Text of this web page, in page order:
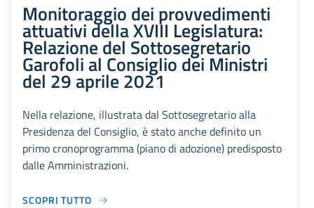
Monitoraggio dei provvedimenti
attuativi della XVIII Legislatura:
Relazione del Sottosegretario
Garofoli al Consiglio dei Ministri
del 29 aprile 2021
Nella relazione, illustrata dal Sottosegretario alla
Presidenza del Consiglio, è stato anche definito un
primo cronoprogramma (piano di adozione) predisposto
dalle Amministrazioni.
SCOPRI TUTTO